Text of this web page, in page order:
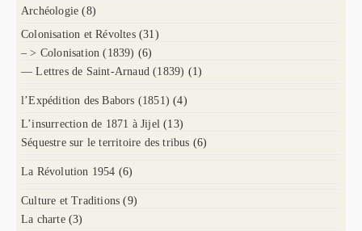
Archéologie (8)
Colonisation et Révoltes (31)
– > Colonisation (1839) (6)
— Lettres de Saint-Arnaud (1839) (1)
l’Expédition des Babors (1851) (4)
L’insurrection de 1871 à Jijel (13)
Séquestre sur le territoire des tribus (6)
La Révolution 1954 (6)
Culture et Traditions (9)
La charte (3)